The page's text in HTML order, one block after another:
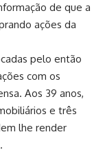
de que a
ações da
pelo então
com os
Aos 39 anos,
e três
lhe render